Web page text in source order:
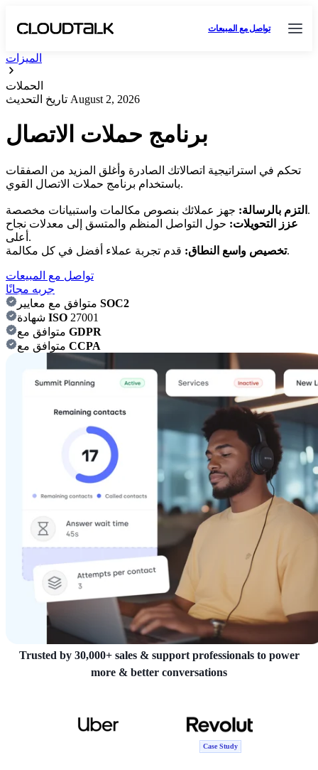
تواصل مع المبيعات
الميزات
الحملات
تاريخ التحديث August 2, 2026
برنامج حملات الاتصال
تحكم في استراتيجية اتصالاتك الصادرة وأغلق المزيد من الصفقات
باستخدام برنامج حملات الاتصال القوي.
التزم بالرسالة: جهز عملائك بنصوص مكالمات واستبيانات مخصصة.
عزز التحويلات: حول التواصل المنظم والمتسق إلى معدلات نجاح
أعلى.
تخصيص واسع النطاق:قدم تجربة عملاء أفضل في كل مكالمة.
تواصل مع المبيعات
جربه مجانًا
SOC2
ISO 27001
GDPR
CCPA
Trusted by 30,000+ sales & support professionals to power
more & better conversations
Case Study